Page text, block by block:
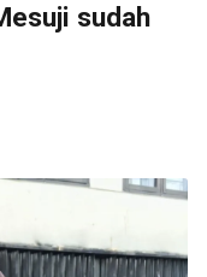
sudah